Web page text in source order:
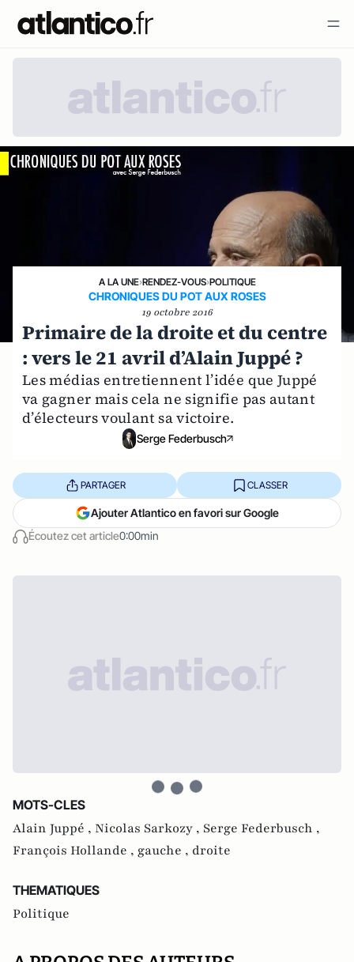
A LA UNE›RENDEZ-VOUS›POLITIQUE
CHRONIQUES DU POT AUX ROSES
19 octobre 2016
Primaire de la droite et du centre
: vers le 21 avril d’Alain Juppé ?
Les médias entretiennent l’idée que Juppé
va gagner mais cela ne signifie pas autant
d’électeurs voulant sa victoire.
Serge Federbusch
Écoutez cet article0:00min
PARTAGER CLASSER
Ajouter Atlantico en favori sur Google
MOTS-CLES
Alain Juppé , Nicolas Sarkozy , Serge Federbusch ,
François Hollande , gauche , droite
THEMATIQUES
Politique